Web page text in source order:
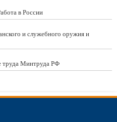
в России
и служебного оружия и
труда Минтруда РФ